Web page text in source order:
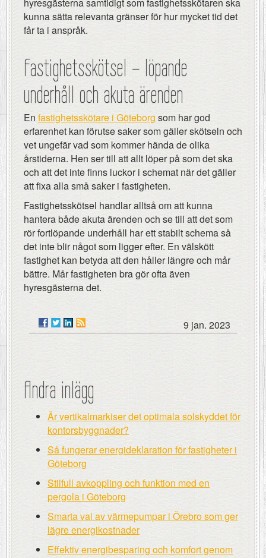
kunna sätta relevanta gränser för hur mycket tid det
får ta i anspråk.
Fastighetsskötsel – löpande
underhåll och akuta ärenden
En fastighetsskötare i Göteborg som har god
erfarenhet kan förutse saker som gäller skötseln och
vet ungefär vad som kommer hända de olika
årstiderna. Hen ser till att allt löper på som det ska
och att det inte finns luckor i schemat när det gäller
att fixa alla små saker i fastigheten.
Fastighetsskötsel handlar alltså om att kunna
hantera både akuta ärenden och se till att det som
rör fortlöpande underhåll har ett stabilt schema så
det inte blir något som ligger efter. En välskött
fastighet kan betyda att den håller längre och mår
bättre. Mår fastigheten bra gör ofta även
hyresgästerna det.
9 jan. 2023
Andra inlägg
Är vertikalmarkiser det optimala solskyddet för
kontorsbyggnader?
Så fungerar energideklaration för fastigheter i
Göteborg
Stilfull avkoppling och funktion med en
pergola i Göteborg
Smarta val av värmepumpar i Örebro som ger
lägre energikostnader
Effektiv energibesparing och komfort genom